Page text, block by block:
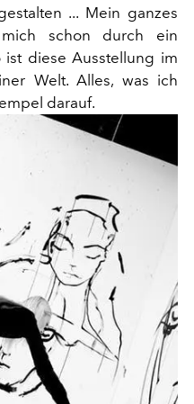
... Mein ganzes
schon durch ein
ist diese Ausstellung im
Welt. Alles, was ich
darauf.